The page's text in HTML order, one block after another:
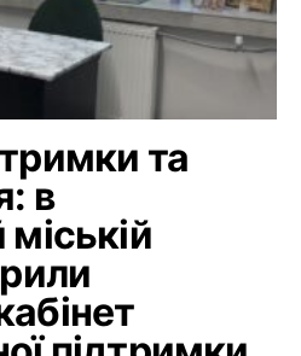
та
в
міській